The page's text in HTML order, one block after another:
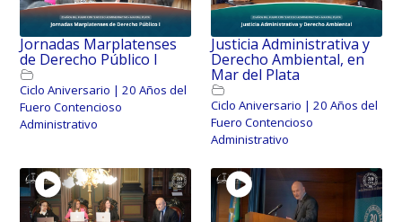
Jornadas Marplatenses
de Derecho Público I
Ciclo Aniversario | 20 Años del
Fuero Contencioso
Administrativo
Justicia Administrativa y
Derecho Ambiental, en
Mar del Plata
Ciclo Aniversario | 20 Años del
Fuero Contencioso
Administrativo